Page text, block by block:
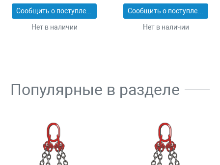
Сообщить о поступлении
Нет в наличии
Сообщить о поступлении
Нет в наличии
Популярные в разделе